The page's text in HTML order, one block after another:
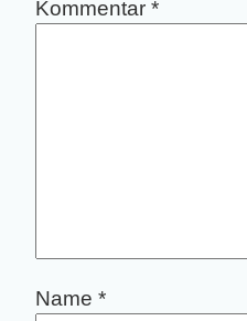
Kommentar *
Name *